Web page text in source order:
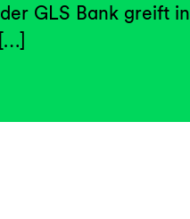
GLS Bank greift